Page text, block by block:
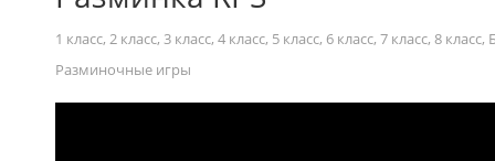
1 класс, 2 класс, 3 класс, 4 класс, 5 класс, 6 класс, 7 класс, 8 класс,
Разминочные игры